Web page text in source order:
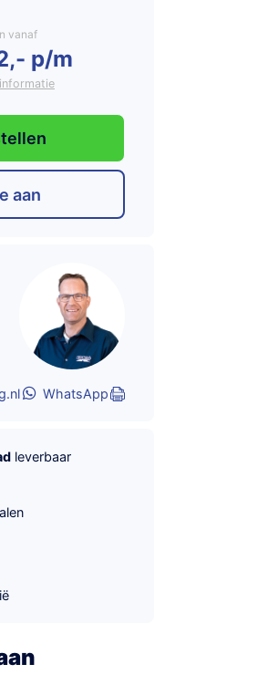
vanaf
p/m
aan
WhatsApp
leverbaar